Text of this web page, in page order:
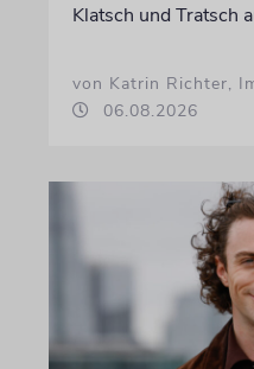
Klatsch und Tratsch
von Katrin Richter,
06.08.2026